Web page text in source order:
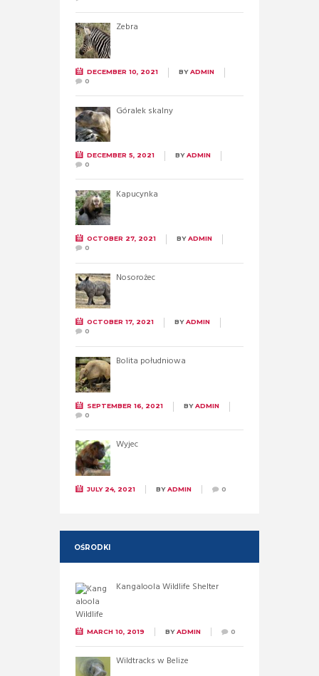
Zebra
DECEMBER 10, 2021 BYADMIN
0
Góralek skalny
DECEMBER 5, 2021 BYADMIN
0
Kapucynka
OCTOBER 27, 2021 BYADMIN
0
Nosorożec
OCTOBER 17, 2021 BYADMIN
0
Bolita południowa
SEPTEMBER 16, 2021 BYADMIN
0
Wyjec
JULY 24, 2021 BYADMIN 0
OŚRODKI
Kangaloola Wildlife Shelter
MARCH 10, 2019 BYADMIN 0
Wildtracks w Belize